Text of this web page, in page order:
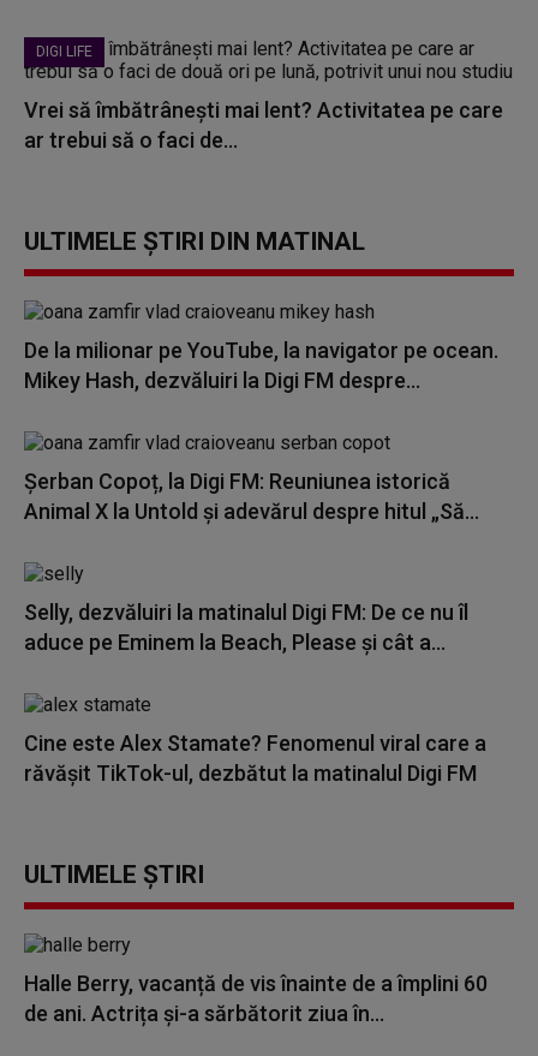
DIGI LIFE
Vrei să îmbătrânești mai lent? Activitatea pe care
ar trebui să o faci de...
ULTIMELE ȘTIRI DIN MATINAL
De la milionar pe YouTube, la navigator pe ocean.
Mikey Hash, dezvăluiri la Digi FM despre...
Șerban Copoț, la Digi FM: Reuniunea istorică
Animal X la Untold și adevărul despre hitul „Să...
Selly, dezvăluiri la matinalul Digi FM: De ce nu îl
aduce pe Eminem la Beach, Please și cât a...
Cine este Alex Stamate? Fenomenul viral care a
răvășit TikTok-ul, dezbătut la matinalul Digi FM
ULTIMELE ȘTIRI
Halle Berry, vacanță de vis înainte de a împlini 60
de ani. Actrița și-a sărbătorit ziua în...